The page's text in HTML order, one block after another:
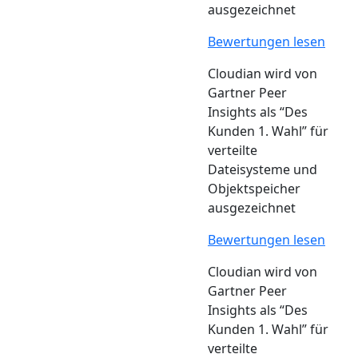
ausgezeichnet
Bewertungen lesen
Cloudian wird von
Gartner Peer
Insights als “Des
Kunden 1. Wahl” für
verteilte
Dateisysteme und
Objektspeicher
ausgezeichnet
Bewertungen lesen
Cloudian wird von
Gartner Peer
Insights als “Des
Kunden 1. Wahl” für
verteilte